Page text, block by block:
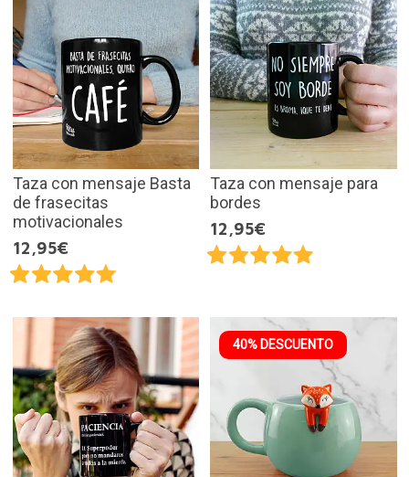
Taza con mensaje Basta
de frasecitas
motivacionales
12,95€
Taza con mensaje para
bordes
12,95€
40% DESCUENTO